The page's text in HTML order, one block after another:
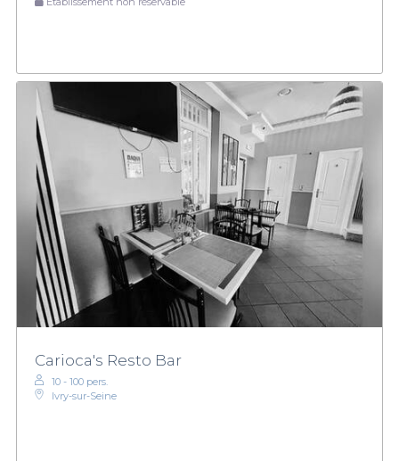
Carioca's Resto Bar
10 - 100 pers.
Ivry-sur-Seine